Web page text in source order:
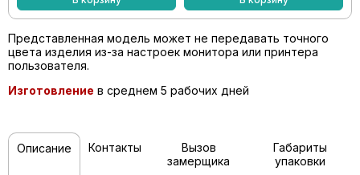
Представленная модель может не передавать точного
цвета изделия из-за настроек монитора или принтера
пользователя.
Изготовление в среднем 5 рабочих дней
Описание Контакты
Вызов
замерщика
Габариты
упаковки